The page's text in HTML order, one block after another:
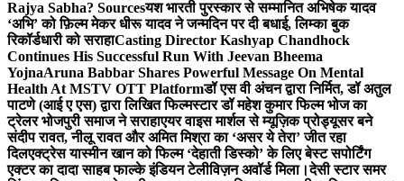
Rajya Sabha? Sourcesयश भारती पुरस्कार से सम्मानित अभिषेक यादव
‘अभि’ को फ़िल्म मेकर धीरू यादव ने जन्मदिन पर दी बधाई, लिम्का बुक
रिकॉर्डधारी को सराहाCasting Director Kashyap Chandhock
Continues His Successful Run With Jeevan Bheema
YojnaAruna Babbar Shares Powerful Message On Mental
Health At MSTV OTT Platformडॉ एस वी अंचन द्वारा निर्मित, डॉ अतुल
पाटणे (आई ए एस) द्वारा लिखित फिल्मस्टार डॉ महेश कुमार फिल्म भोज का
ट्रेलर भोजपुरी समाज ने सराहाएयर वाइस मार्शल से म्यूज़िक प्रोड्यूसर बने
संदीप रावत, नीलू रावत और अमित मिश्रा का ‘असर ये तेरा’ जीत रहा
दिलएक्ट्रेस यास्मीन खान को फिल्म ‘देहाती डिस्को’ के लिए बेस्ट सपोर्टिंग
एक्टर का दादा साहब फाल्के इंडियन टेलीविज़न अवॉर्ड मिला।देसी स्टार समर